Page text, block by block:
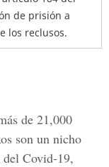
de prisión a
los reclusos.
de 21,000
son un nicho
del Covid-19,